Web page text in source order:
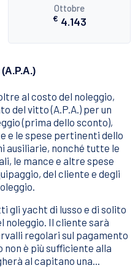
Ottobre
€ 4.143
al costo del noleggio,
del vitto (A.P.A.) per un
(prima dello sconto),
e le spese pertinenti dello
ausiliarie, nonché tutte le
le mance e altre spese
del cliente e degli
gli yacht di lusso e di solito
noleggio. Il cliente sarà
regolari sul pagamento
non è più sufficiente alla
al capitano una...